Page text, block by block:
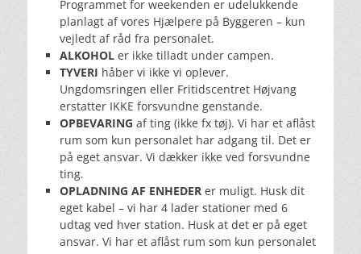
Programmet for weekenden er udelukkende
planlagt af vores Hjælpere på Byggeren – kun
vejledt af råd fra personalet.
ALKOHOL er ikke tilladt under campen.
TYVERI håber vi ikke vi oplever.
Ungdomsringen eller Fritidscentret Højvang
erstatter IKKE forsvundne genstande.
OPBEVARING af ting (ikke fx tøj). Vi har et aflåst
rum som kun personalet har adgang til. Det er
på eget ansvar. Vi dækker ikke ved forsvundne
ting.
OPLADNING AF ENHEDER er muligt. Husk dit
eget kabel – vi har 4 lader stationer med 6
udtag ved hver station. Husk at det er på eget
ansvar. Vi har et aflåst rum som kun personalet